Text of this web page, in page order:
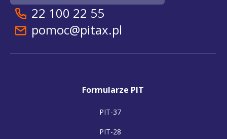
22 100 22 55
pomoc@pitax.pl
Formularze PIT
PIT-37
PIT-28